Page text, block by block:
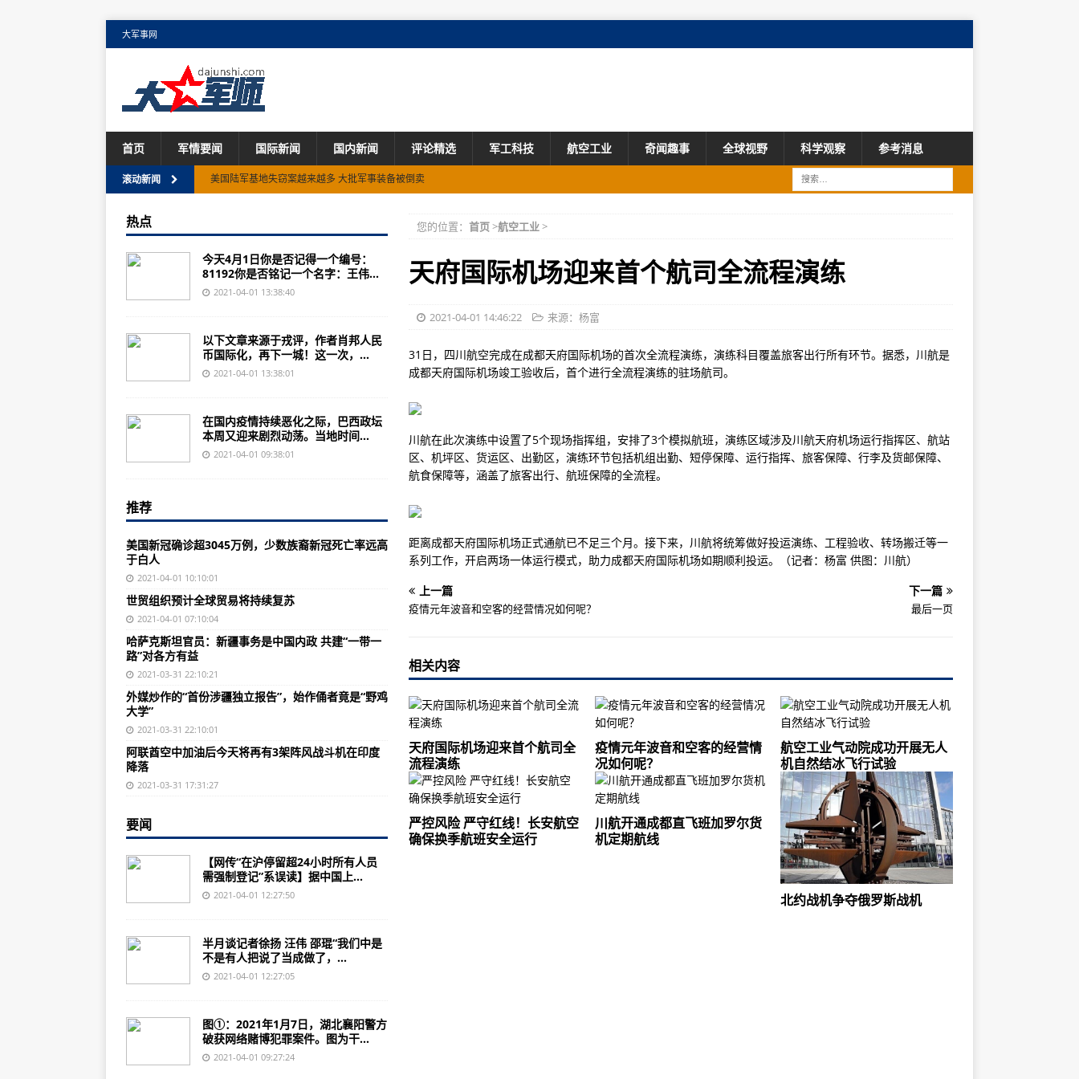
大军事网
首页 军情要闻 国际新闻 国内新闻 评论精选 军工科技 航空工业 奇闻趣事 全球视野 科学观察 参考消息
滚动新闻
美国陆军基地失窃案越来越多 大批军事装备被倒卖
二战德军骷髅师打仗有多猛？苏军必须要有双倍的兵力才敢与之对战
整整20年了！4月1日 你若记得 他便不悔……
不简单！中国东盟合作超越地缘政治
东南亚外长扎堆访华！中国外交密集动作打破“包围圈”？
“台堵”苏伊士运河 亮点全在后面的借题发挥！
破防了？《德国之声》这篇文章 让岛内某些人受到了深深的伤害
别让地域、性别之争掩盖了控烟困境
共享经济领域“涨”声一片引发热议 为何越来越贵？
你扔掉的这种废品火了 相比去年涨价7成！发生了啥
又到一年春来“雪” 2021年杨柳絮预警地图看你家何时飞絮
上海市政府：网传“在沪停留超24小时所有人员需强制登记”系误读
国家卫健委：昨日新增确诊病例16例，其中6例为本土病例（均在云南）
“七成孩子被动补课” 校内提质破解校外培训怪圈
新华每日电讯：长春“名校环城”：学校批售牌子，房企赚足票子
刷新历史纪录！一季度50城卖地超7000亿
说了=做了?做了=做成了?做完了=做好了?应付式落实“三件套”
航空工业特飞所与中国AOPA建立战略合作关系
这20年，你的心愿我们从未忘记！
加拿大A220工厂开始改造 未来产量将翻倍
2021年首个航展官宣：上海航展，定了！
美国新冠确诊超3045万例，少数族裔新冠死亡率远高于白人
美教授大放厥词：二战爆发的原因应归咎于斯大林
4月1日，是中国人民心情最复杂的一天！
巴西外长防长和三军司令集体辞职，释放何种信号
您的位置： 首页>航空工业>
天府国际机场迎来首个航司全流程演练
2021-04-01 14:46:22 来源：杨富
31日，四川航空完成在成都天府国际机场的首次全流程演练，演练科目覆盖旅客出行所有环节。据悉，川航是
成都天府国际机场竣工验收后，首个进行全流程演练的驻场航司。
川航在此次演练中设置了5个现场指挥组，安排了3个模拟航班，演练区域涉及川航天府机场运行指挥区、航站
区、机坪区、货运区、出勤区，演练环节包括机组出勤、短停保障、运行指挥、旅客保障、行李及货邮保障、
航食保障等，涵盖了旅客出行、航班保障的全流程。
距离成都天府国际机场正式通航已不足三个月。接下来，川航将统筹做好投运演练、工程验收、转场搬迁等一
系列工作，开启两场一体运行模式，助力成都天府国际机场如期顺利投运。（记者：杨富 供图：川航）
上一篇
疫情元年波音和空客的经营情况如何呢？
下一篇
最后一页
相关内容
天府国际机场迎来首个航司全
流程演练
疫情元年波音和空客的经营情
况如何呢？
航空工业气动院成功开展无人
机自然结冰飞行试验
严控风险 严守红线！长安航空
确保换季航班安全运行
川航开通成都直飞班加罗尔货
机定期航线
北约战机争夺俄罗斯战机
热点
今天4月1日你是否记得一个编号：
81192你是否铭记一个名字：王伟...
2021-04-01 13:38:40
以下文章来源于戎评，作者肖邦人民
币国际化，再下一城！这一次，...
2021-04-01 13:38:01
在国内疫情持续恶化之际，巴西政坛
本周又迎来剧烈动荡。当地时间...
2021-04-01 09:38:01
推荐
美国新冠确诊超3045万例，少数族裔新冠死亡率远高
于白人
2021-04-01 10:10:01
世贸组织预计全球贸易将持续复苏
2021-04-01 07:10:04
哈萨克斯坦官员：新疆事务是中国内政 共建“一带一
路”对各方有益
2021-03-31 22:10:21
外媒炒作的“首份涉疆独立报告”，始作俑者竟是“野鸡
大学”
2021-03-31 22:10:01
阿联酋空中加油后今天将再有3架阵风战斗机在印度
降落
2021-03-31 17:31:27
要闻
【网传“在沪停留超24小时所有人员
需强制登记”系误读】据中国上...
2021-04-01 12:27:50
半月谈记者徐扬 汪伟 邵琨“我们中是
不是有人把说了当成做了，...
2021-04-01 12:27:05
图①：2021年1月7日，湖北襄阳警方
破获网络赌博犯罪案件。图为干...
2021-04-01 09:27:24